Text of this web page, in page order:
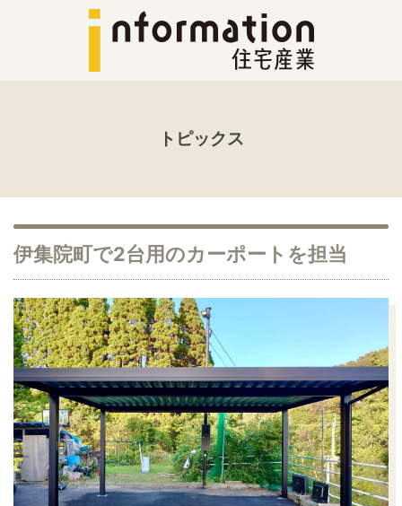
トピックス
伊集院町で2台用のカーポートを担当